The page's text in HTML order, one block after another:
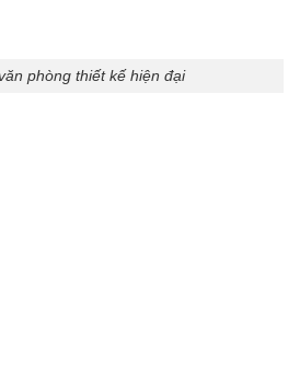
phòng thiết kế hiện đại